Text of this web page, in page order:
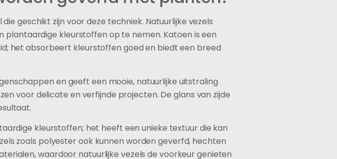
delen van de plant, zoals bladeren, bloemen of wortels.
bijvoorbeeld, bladeren moeten vaak in het voorjaar
vuil en onzuiverheden te verwijderen. Vervolgens
dat ze worden fijngemalen of gekneusd om de